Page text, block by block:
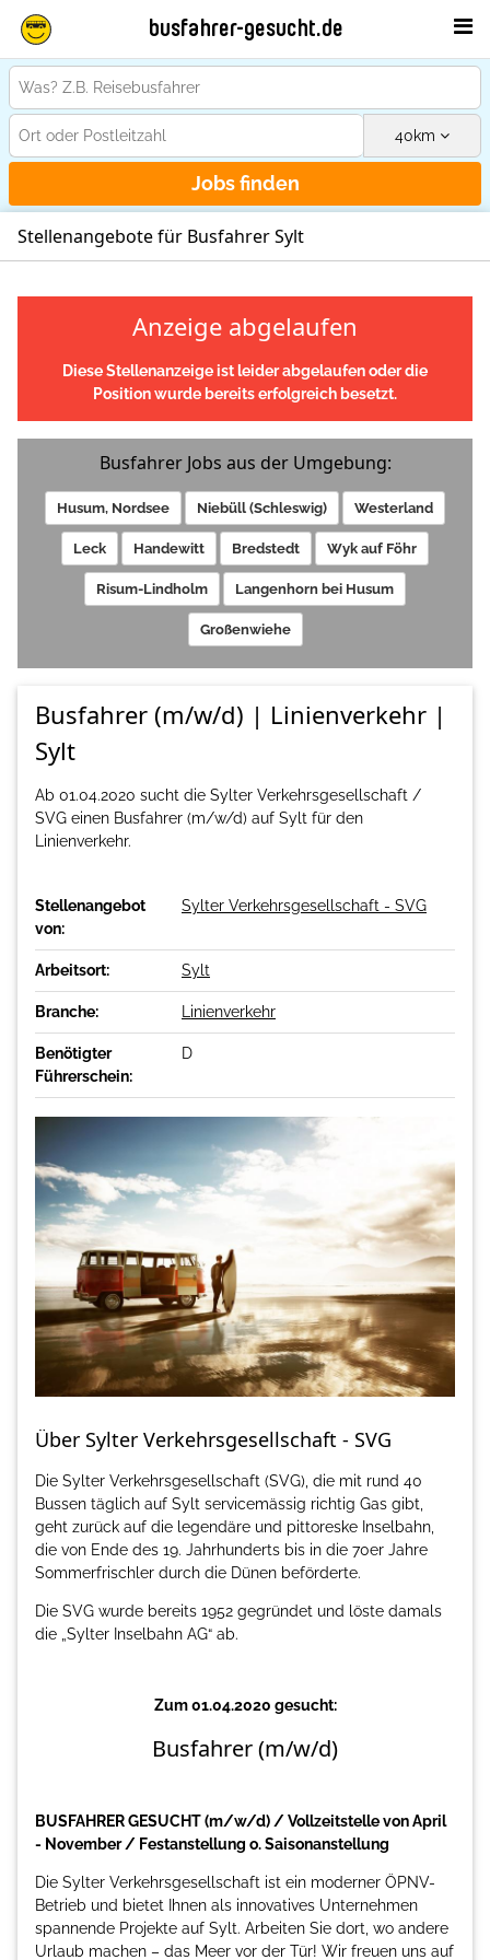
busfahrer-gesucht.de
40km
Jobs finden
Stellenangebote für Busfahrer Sylt
Anzeige abgelaufen
Diese Stellenanzeige ist leider abgelaufen oder die
Position wurde bereits erfolgreich besetzt.
Busfahrer Jobs aus der Umgebung:
Husum, Nordsee Niebüll (Schleswig) Westerland
Leck Handewitt Bredstedt Wyk auf Föhr
Risum-Lindholm Langenhorn bei Husum
Großenwiehe
Busfahrer (m/w/d) | Linienverkehr |
Sylt
Ab 01.04.2020 sucht die Sylter Verkehrsgesellschaft /
SVG einen Busfahrer (m/w/d) auf Sylt für den
Linienverkehr.
Stellenangebot
von:
Sylter Verkehrsgesellschaft - SVG
Arbeitsort: Sylt
Branche: Linienverkehr
Benötigter
Führerschein:
D
Über Sylter Verkehrsgesellschaft - SVG
Die Sylter Verkehrsgesellschaft (SVG), die mit rund 40
Bussen täglich auf Sylt servicemässig richtig Gas gibt,
geht zurück auf die legendäre und pittoreske Inselbahn,
die von Ende des 19. Jahrhunderts bis in die 70er Jahre
Sommerfrischler durch die Dünen beförderte.
Die SVG wurde bereits 1952 gegründet und löste damals
die „Sylter Inselbahn AG“ ab.
Zum 01.04.2020 gesucht:
Busfahrer (m/w/d)
BUSFAHRER GESUCHT (m/w/d) / Vollzeitstelle von April
- November / Festanstellung o. Saisonanstellung
Die Sylter Verkehrsgesellschaft ist ein moderner ÖPNV-
Betrieb und bietet Ihnen als innovatives Unternehmen
spannende Projekte auf Sylt. Arbeiten Sie dort, wo andere
Urlaub machen – das Meer vor der Tür! Wir freuen uns auf